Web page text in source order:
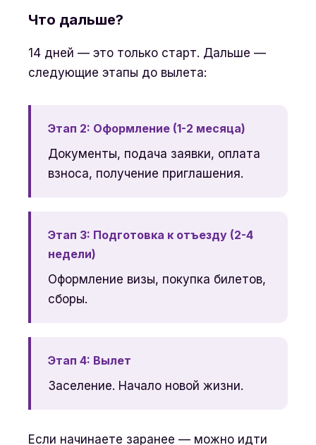
Что дальше?
14 дней — это только старт. Дальше —
следующие этапы до вылета:
Этап 2: Оформление (1-2 месяца)
Документы, подача заявки, оплата
взноса, получение приглашения.
Этап 3: Подготовка к отъезду (2-4
недели)
Оформление визы, покупка билетов,
сборы.
Этап 4: Вылет
Заселение. Начало новой жизни.
Если начинаете заранее — можно идти